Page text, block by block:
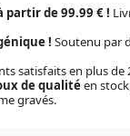
de 99.99 € !
! Soutenu par
satisfaits en plus de
de qualitéen
gravés.